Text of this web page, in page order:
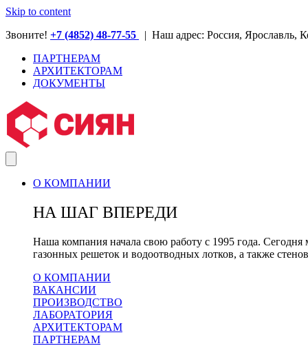
Skip to content
Звоните! +7 (4852) 48-77-55
| Наш адрес: Россия, Ярославль,
ПАРТНЕРАМ
АРХИТЕКТОРАМ
ДОКУМЕНТЫ
О КОМПАНИИ
НА ШАГ ВПЕРЕДИ
Наша компания начала свою работу с 1995 года.
газонных решеток и водоотводных лотков, а также
О КОМПАНИИ
ВАКАНСИИ
ПРОИЗВОДСТВО
ЛАБОРАТОРИЯ
АРХИТЕКТОРАМ
ПАРТНЕРАМ